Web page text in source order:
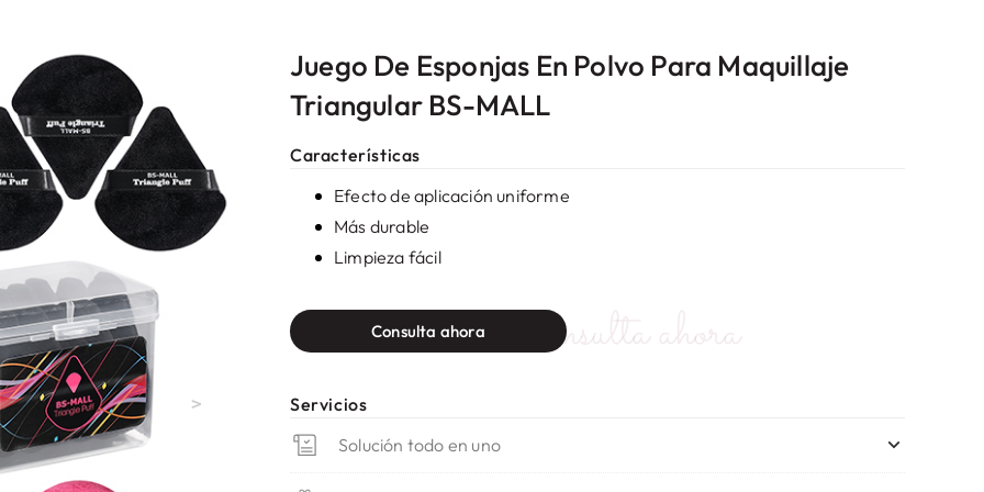
>
Juego De Esponjas En Polvo Para Maquillaje
Triangular BS-MALL
Características
Efecto de aplicación uniforme
Más durable
Limpieza fácil
Consulta ahora Consulta ahora
Servicios
Solución todo en uno